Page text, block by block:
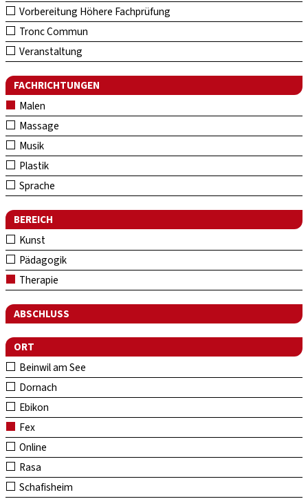
Vorbereitung Höhere Fachprüfung
Tronc Commun
Veranstaltung
FACHRICHTUNGEN
Malen
Massage
Musik
Plastik
Sprache
BEREICH
Kunst
Pädagogik
Therapie
ABSCHLUSS
ORT
Beinwil am See
Dornach
Ebikon
Fex
Online
Rasa
Schafisheim